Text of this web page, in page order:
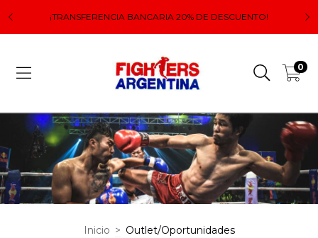
¡TRANSFERENCIA BANCARIA 20% DE DESCUENTO!
0
Inicio > Outlet/Oportunidades